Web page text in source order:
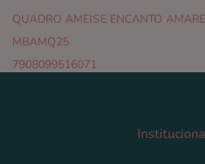
QUADRO AMEISE ENCANTO
MBAMQ25
7908099516071